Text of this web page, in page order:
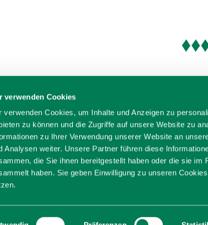
verwenden Cookies
verwenden Cookies, um Inhalte und Anzeigen zu
zu können und die Zugriffe auf unsere Website zu
zu Ihrer Verwendung unserer Website an
Analysen weiter. Unsere Partner führen diese
die Sie ihnen bereitgestellt haben oder die sie im
haben. Sie geben Einwilligung zu unseren
Filmregion